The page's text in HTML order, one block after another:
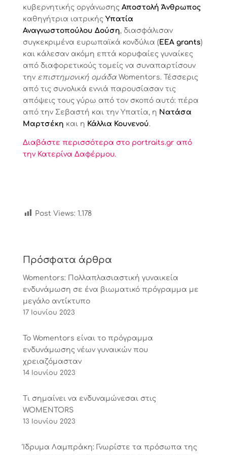
κυβερνητικής οργάνωσηςΑποστολή Άνθρωπος
καθηγήτρια ιατρικής Υπατία
Αναγνωστοπούλου Δούση, διασφάλισαν
συγκεκριμένα ευρωπαϊκά κονδύλια ( ΕΕΑ grants)
και κάλεσαν ακόμη επτά κορυφαίες γυναίκες
από διαφορετικούς τομείς να συναπαρτίσουν
την επιστημονική ομάδαWomentors. Τέσσερις
από τις συνολικά εννιά παρουσίασαν τις
απόψεις τους γύρω από τον σκοπό αυτό: πέρα
από την Σεβαστή και την Υπατία, η Νατάσα
Μαρτσέκη και η Κάλλια Κουνενού.
Διαβάστε περισσότερα στο portraits.gr από
την Κατερίνα Δαφέρμου.
Post Views: 1.178
Πρόσφατα άρθρα
Womentors: Πολλαπλασιαστική γυναικεία
ενδυνάμωση σε ένα βιωματικό πρόγραμμα με
μεγάλο αντίκτυπο
17 Ιουνίου 2023
Το Womentors είναι το πρόγραμμα
ενδυνάμωσης νέων γυναικών που
χρειαζόμασταν
14 Ιουνίου 2023
Tι σημαίνει να ενδυναμώνεσαι στις
WOMENTORS
13 Ιουνίου 2023
Ίδρυμα Λαμπράκη: Γνωρίστε τα πρόσωπα της